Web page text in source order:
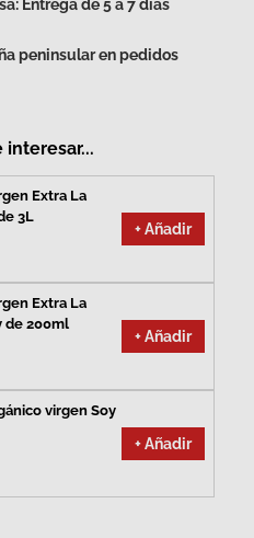
Entrega de 5 a 7 días
peninsular en pedidos
interesar...
Extra La
3L
+ Añadir
Extra La
de 200ml
+ Añadir
virgen Soy
+ Añadir